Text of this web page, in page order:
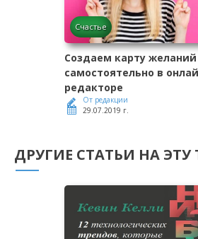
Счастье
Создаем карту желаний
самостоятельно в
редакторе
От редакции
29.07.2019 г.
ДРУГИЕ СТАТЬИ НА ЭТУ